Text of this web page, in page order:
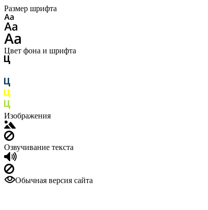
Размер шрифта
Цвет фона и шрифта
Изображения
Озвучивание текста
Обычная версия сайта